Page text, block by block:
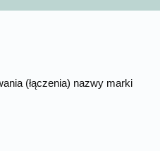
(łączenia) nazwy marki